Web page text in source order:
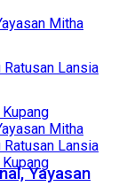
Yayasan